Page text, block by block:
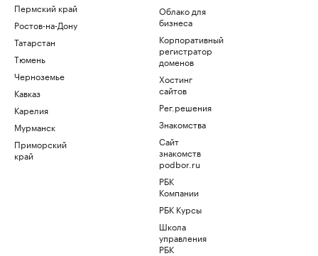
Пермский край
Ростов-на-Дону
Татарстан
Тюмень
Черноземье
Кавказ
Карелия
Мурманск
Приморский
край
Облако для
бизнеса
Корпоративный
регистратор
доменов
Хостинг
сайтов
Рег.решения
Знакомства
Сайт
знакомств
podbor.ru
РБК
Компании
РБК Курсы
Школа
управления
РБК